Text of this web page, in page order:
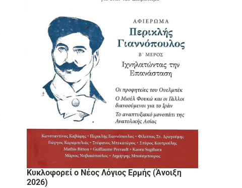
Κυκλοφορεί ο Νέος Λόγιος Ερμής (Άνοιξη
2026)